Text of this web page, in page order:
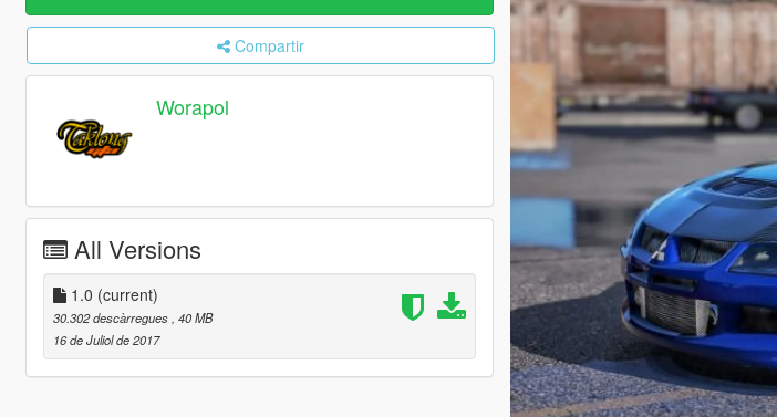
Compartir
Worapol
All Versions
1.0 (current)
30.302 descàrregues , 40 MB
16 de Juliol de 2017